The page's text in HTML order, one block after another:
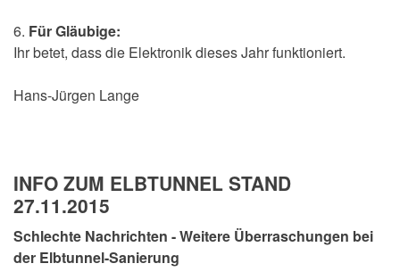
6. Für Gläubige:
Ihr betet, dass die Elektronik dieses Jahr funktioniert.
Hans-Jürgen Lange
INFO ZUM ELBTUNNEL STAND
27.11.2015
Schlechte Nachrichten - Weitere Überraschungen bei
der Elbtunnel-Sanierung